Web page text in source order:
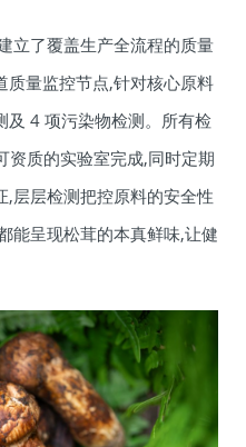
立了覆盖生产全流程的质量
量监控节点,针对核心原料
及 4 项污染物检测。所有检
资质的实验室完成,同时定期
层层检测把控原料的安全性
能呈现松茸的本真鲜味,让健